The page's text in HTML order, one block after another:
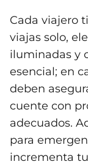
Cada viajero
viajas solo,
iluminadas y
esencial; en
deben
cuente con
adecuados.
para
incrementa